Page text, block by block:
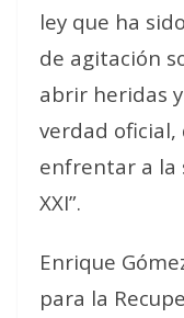
ley que ha
de agitación
abrir heridas
verdad oficial,
enfrentar a la
XXI”.
Enrique
para la